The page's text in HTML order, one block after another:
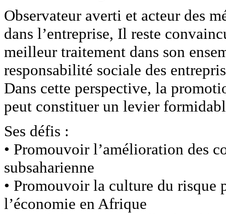
Observateur averti et acteur des
dans l’entreprise, Il reste
meilleur traitement dans son
responsabilité sociale des
Dans cette perspective, la
peut constituer un levier
Ses défis :
• Promouvoir l’amélioration des
subsaharienne
• Promouvoir la culture du risque
l’économie en Afrique